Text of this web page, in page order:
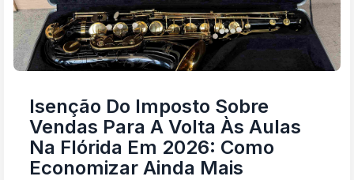
Isenção Do Imposto Sobre
Vendas Para A Volta Às Aulas
Na Flórida Em 2026: Como
Economizar Ainda Mais